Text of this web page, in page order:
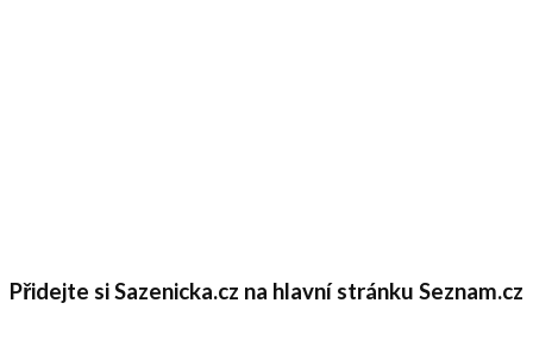
Přidejte si Sazenicka.cz na hlavní stránku Seznam.cz